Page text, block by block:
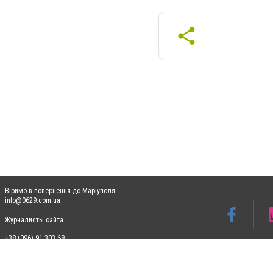
Віримо в повернення до Маріуполя
info@0629.com.ua
Журналисты сайта
+38 (096) 91 303 68